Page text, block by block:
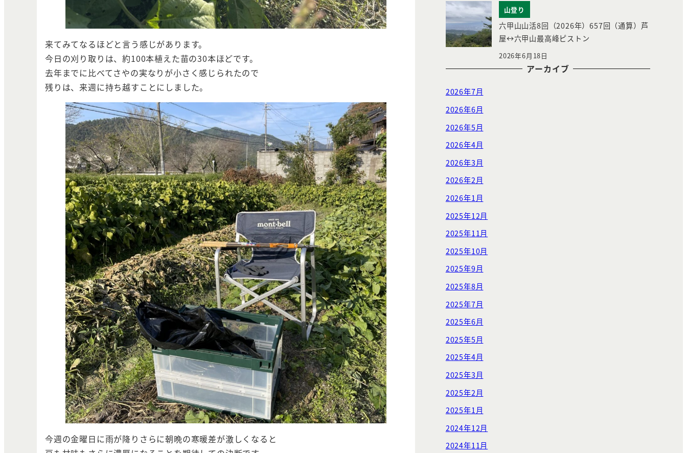
来てみてなるほどと言う感じがあります。
今日の刈り取りは、約100本植えた苗の30本ほどです。
去年までに比べてさやの実なりが小さく感じられたので
残りは、来週に持ち越すことにしました。
今週の金曜日に雨が降りさらに朝晩の寒暖差が激しくなると
山登り
六甲山山活8回（2026年）657回（通算）芦
屋↔︎六甲山最高峰ピストン
2026年6月18日
アーカイブ
2026年7月
2026年6月
2026年5月
2026年4月
2026年3月
2026年2月
2026年1月
2025年12月
2025年11月
2025年10月
2025年9月
2025年8月
2025年7月
2025年6月
2025年5月
2025年4月
2025年3月
2025年2月
2025年1月
2024年12月
2024年11月